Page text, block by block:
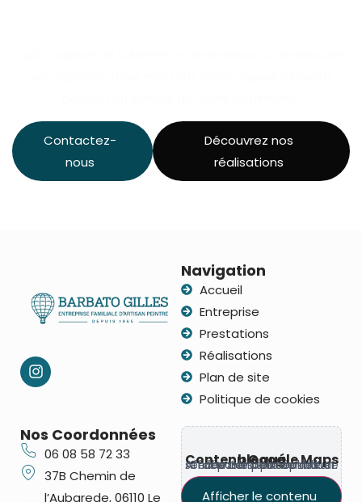
Contactez-
nous
Découvrez nos
réalisations
Navigation
Accueil
Entreprise
Prestations
Réalisations
Plan de site
Politique de cookies
Nos Coordonnées
06 08 58 72 33
37B Chemin de
l’Aubarede, 06110 Le
Contenu Google Maps bloqué
Ce contenu provient d’un service tiers susceptible de déposer des cookies. Affichez-le pour continuer.
Afficher le contenu